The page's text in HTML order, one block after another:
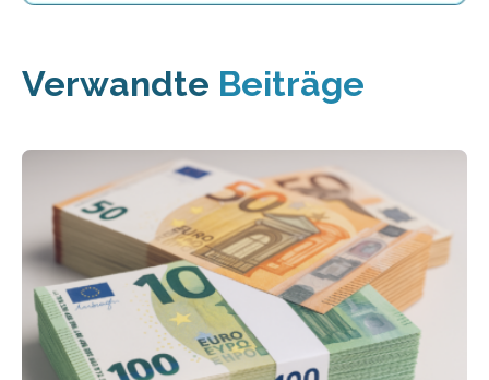
Verwandte Beiträge